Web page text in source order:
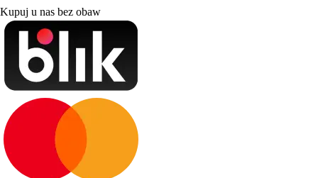
Kupuj u nas bez obaw